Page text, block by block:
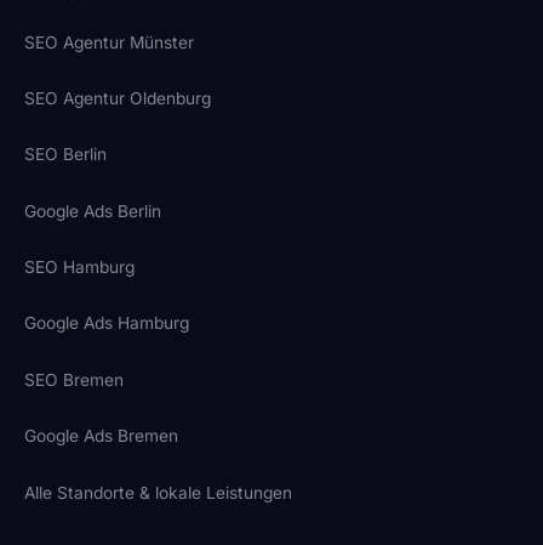
SEO Agentur Münster
SEO Agentur Oldenburg
SEO Berlin
Google Ads Berlin
SEO Hamburg
Google Ads Hamburg
SEO Bremen
Google Ads Bremen
Alle Standorte & lokale Leistungen